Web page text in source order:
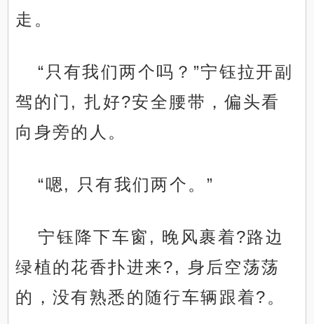
走。
“只有我们两个吗？”宁钰拉开副
驾的门, 扎好?安全腰带，偏头看
向身旁的人。
“嗯, 只有我们两个。”
宁钰降下车窗, 晚风裹着?路边
绿植的花香扑进来?, 身后空荡荡
的，没有熟悉的随行车辆跟着?。